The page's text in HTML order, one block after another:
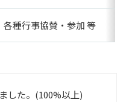
各種行事協賛・参加 等
した。(100%以上)